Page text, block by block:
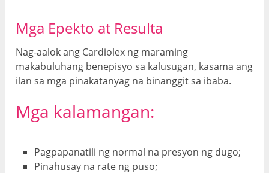
Mga Epekto at Resulta
Nag-aalok ang Cardiolex ng maraming
makabuluhang benepisyo sa kalusugan, kasama ang
ilan sa mga pinakatanyag na binanggit sa ibaba.
Mga kalamangan:
Pagpapanatili ng normal na presyon ng dugo;
Pinahusay na rate ng puso;